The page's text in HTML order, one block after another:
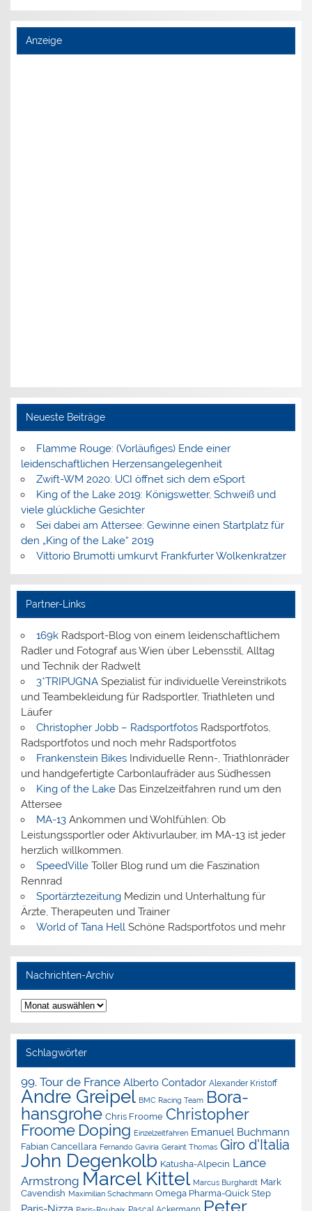
Anzeige
Neueste Beiträge
Flamme Rouge: (Vorläufiges) Ende einer
leidenschaftlichen Herzensangelegenheit
Zwift-WM 2020: UCI öffnet sich dem eSport
King of the Lake 2019: Königswetter, Schweiß und
viele glückliche Gesichter
Sei dabei am Attersee: Gewinne einen Startplatz für
den „King of the Lake“ 2019
Vittorio Brumotti umkurvt Frankfurter Wolkenkratzer
Partner-Links
169kRadsport-Blog von einem leidenschaftlichem
Radler und Fotograf aus Wien über Lebensstil, Alltag
und Technik der Radwelt
3*TRIPUGNASpezialist für individuelle Vereinstrikots
und Teambekleidung für Radsportler, Triathleten und
Läufer
Christopher Jobb – RadsportfotosRadsportfotos,
Radsportfotos und noch mehr Radsportfotos
Frankenstein BikesIndividuelle Renn-, Triathlonräder
und handgefertigte Carbonlaufräder aus Südhessen
King of the LakeDas Einzelzeitfahren rund um den
Attersee
MA-13Ankommen und Wohlfühlen: Ob
Leistungssportler oder Aktivurlauber, im MA-13 ist jeder
herzlich willkommen.
SpeedVilleToller Blog rund um die Faszination
Rennrad
SportärztezeitungMedizin und Unterhaltung für
Ärzte, Therapeuten und Trainer
World of Tana HellSchöne Radsportfotos und mehr
Nachrichten-Archiv
Nachrichten-
Archiv
Schlagwörter
99. Tour de France Alberto Contador Alexander Kristoff
Andre Greipel BMC Racing Team Bora-
hansgrohe Chris Froome Christopher
Froome Doping Einzelzeitfahren Emanuel Buchmann
Fabian Cancellara Fernando Gaviria Geraint Thomas Giro d'Italia
John Degenkolb Katusha-Alpecin Lance
Armstrong Marcel Kittel Marcus Burghardt Mark
Cavendish Maximilian Schachmann Omega Pharma-Quick Step
Peter